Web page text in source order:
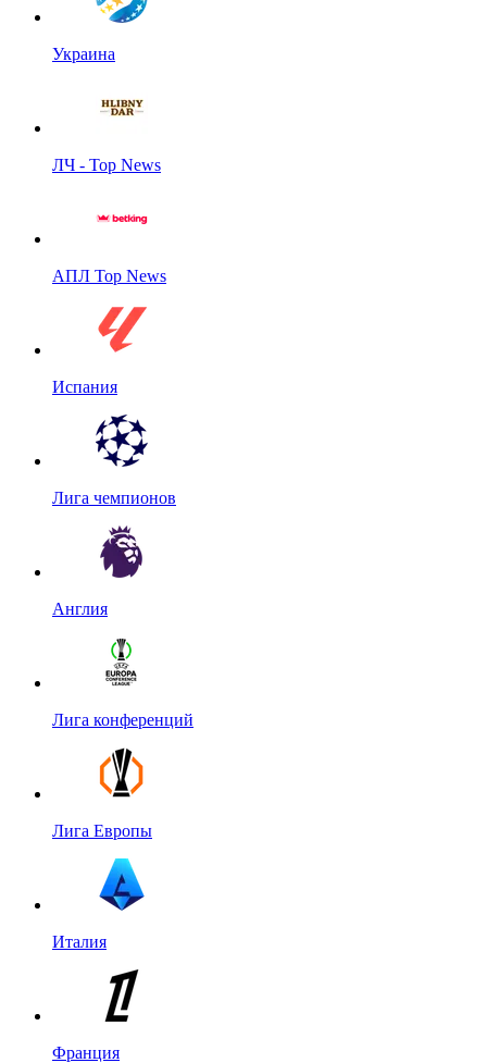
Украина
ЛЧ - Top News
АПЛ Top News
Испания
Лига чемпионов
Англия
Лига конференций
Лига Европы
Италия
Франция